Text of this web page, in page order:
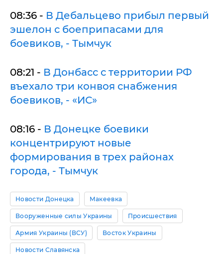
08:36 - В Дебальцево прибыл первый
эшелон с боеприпасами для
боевиков, - Тымчук
08:21 - В Донбасс с территории РФ
въехало три конвоя снабжения
боевиков, - «ИС»
08:16 - В Донецке боевики
концентрируют новые
формирования в трех районах
города, - Тымчук
Новости Донецка Макеевка
Вооруженные силы Украины Происшествия
Армия Украины (ВСУ) Восток Украины
Новости Славянска